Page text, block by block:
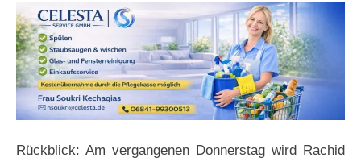
Rückblick: Am vergangenen Donnerstag wird Rachid